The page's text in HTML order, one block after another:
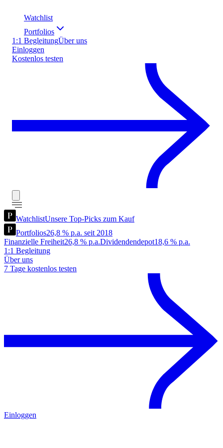
Watchlist
Portfolios
1:1 BegleitungÜber uns
Einloggen
Kostenlos testen
WatchlistUnsere Top-Picks zum Kauf
Portfolios26,8 % p.a. seit 2018
Finanzielle Freiheit26,8 % p.a.Dividendendepot18,6 % p.a.
1:1 Begleitung
Über uns
7 Tage kostenlos testen
Einloggen